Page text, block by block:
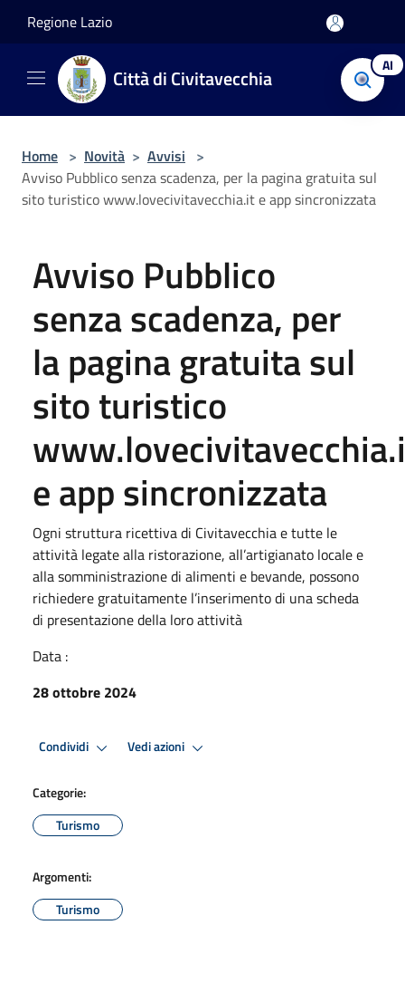
Regione Lazio
Città di Civitavecchia AI
Home > Novità > Avvisi >
Avviso Pubblico senza scadenza, per la pagina gratuita sul
sito turistico www.lovecivitavecchia.it e app sincronizzata
Avviso Pubblico
senza scadenza, per
la pagina gratuita sul
sito turistico
e app sincronizzata
Ogni struttura ricettiva di Civitavecchia e tutte le
attività legate alla ristorazione, all’artigianato locale e
alla somministrazione di alimenti e bevande, possono
richiedere gratuitamente l’inserimento di una scheda
di presentazione della loro attività
Data :
28 ottobre 2024
Condividi Vedi azioni
Categorie:
Turismo
Argomenti:
Turismo